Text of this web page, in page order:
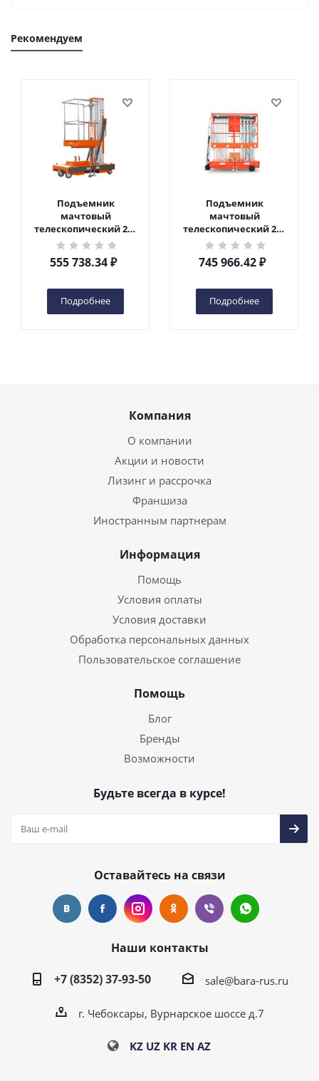
Рекомендуем
Подъемник
мачтовый
телескопический 200
кг 6 м TOR GTWY6-200S
DC 2-мачтовый
(автономный) (G) в
555 738.34₽
Подробнее
Подъемник
мачтовый
телескопический 200
кг 10 м TOR GTWY10-
200S DC 2-мачтовый
(автономный) (N) в
745 966.42₽
Подробнее
Компания
О компании
Акции и новости
Лизинг и рассрочка
Франшиза
Иностранным партнерам
Информация
Помощь
Условия оплаты
Условия доставки
Обработка персональных данных
Пользовательское соглашение
Помощь
Блог
Бренды
Возможности
Будьте всегда в курсе!
Оставайтесь на связи
Наши контакты
+7 (8352) 37-93-50
sale@bara-rus.ru
г. Чебоксары, Вурнарское шоссе д.7
KZ UZ KR EN AZ